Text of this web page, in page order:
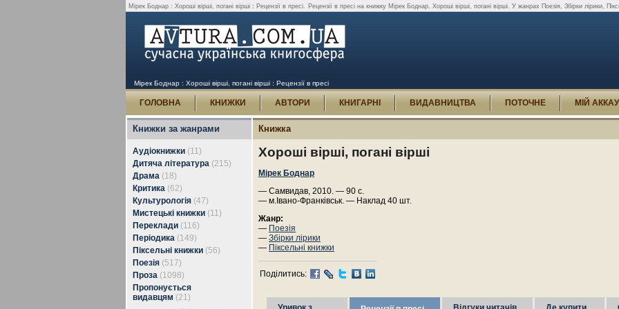
Мірек Боднар : Хороші вірші, погані вірші : Рецензії в пресі. Рецензії в пресі на книжку Мірек Боднар. Хороші вірші, погані вірші. У жанрах Поезія, Збірки лірики,
Мірек Боднар : Хороші вірші, погані вірші : Рецензії в пресі
ГОЛОВНА КНИЖКИ АВТОРИ КНИГАРНІ ВИДАВНИЦТВА ПОТОЧНЕ МІЙ
Книжки за жанрами
Аудіокнижки (11)
Дитяча література (215)
Драма (18)
Критика (62)
Культурологія (47)
Мистецькі книжки (11)
Переклади (116)
Періодика (149)
Піксельні книжки (56)
Поезія (517)
Проза (1098)
Пропонується
видавцям (21)
Книжка
Хороші вірші, погані вірші
Мірек Боднар
— Самвидав, 2010. — 90 с.
— м.Івано-Франківськ. — Наклад 40 шт.
Жанр:
— Поезія
— Збірки лірики
— Піксельні книжки
Поділитись: